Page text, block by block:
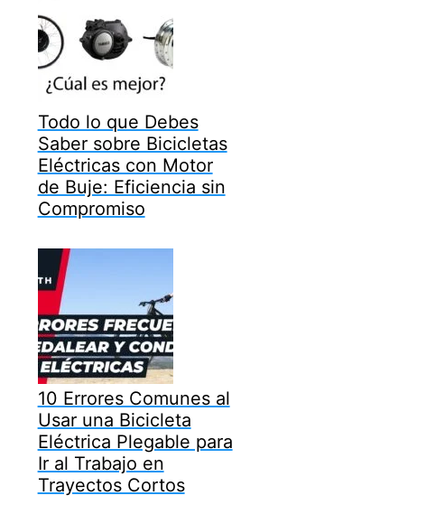
Todo lo que Debes
Saber sobre Bicicletas
Eléctricas con Motor
de Buje: Eficiencia sin
Compromiso
10 Errores Comunes al
Usar una Bicicleta
Eléctrica Plegable para
Ir al Trabajo en
Trayectos Cortos